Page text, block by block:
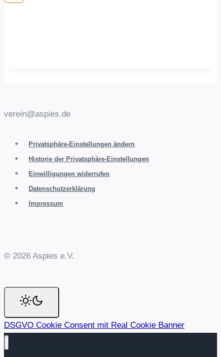
verein@aspies.de
Privatsphäre-Einstellungen ändern
Historie der Privatsphäre-Einstellungen
Einwilligungen widerrufen
Datenschutzerklärung
Impressum
© 2026 Aspies e.V.
DSGVO Cookie Consent mit Real Cookie Banner